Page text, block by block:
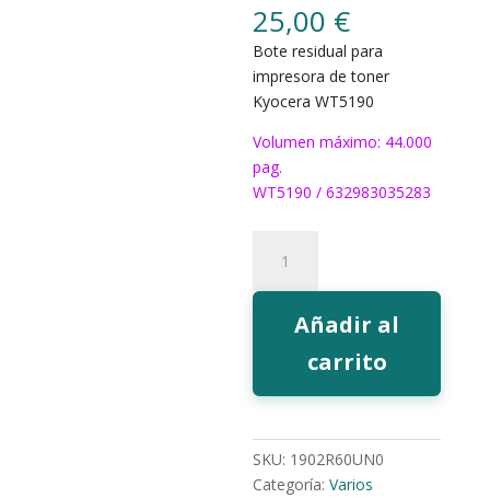
25,00 €
Bote residual para
impresora de toner
Kyocera WT5190
Volumen máximo: 44.000
pag.
WT5190 / 632983035283
residual
Kyocera
WT5190Añadir al
carrito
SKU: 1902R60UN0
Categoría:Varios